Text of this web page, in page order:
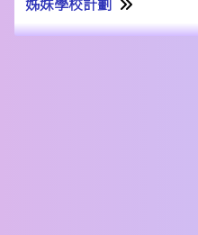
姊妹學校計劃
姊妹學校交流計劃書22-23